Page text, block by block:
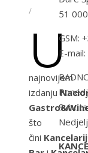
/
U
najnovijem
izdanju
što
čini
51
GSM:
E-